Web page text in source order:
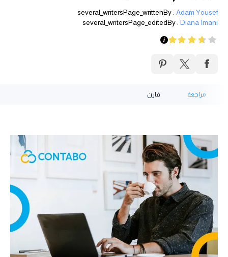
several_writersPage_writtenBy: Adam Yousef
several_writersPage_editedBy: Diana Imani
مراجعة قارن